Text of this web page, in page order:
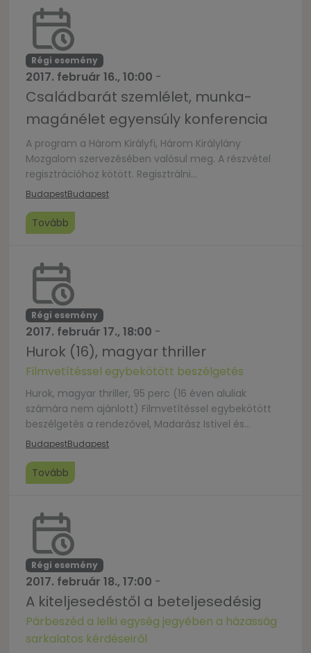
Régi esemény
2017. február 16., 10:00 -
Családbarát szemlélet, munka-
magánélet egyensúly konferencia
A program a Három Királyfi, Három Királylány
Mozgalom szervezésében valósul meg. A részvétel
regisztrációhoz kötött. Regisztrálni
a www.haromkiralyfi.hu oldalon lehet.
BudapestBudapest
Tovább
Régi esemény
2017. február 17., 18:00 -
Hurok (16), magyar thriller
Filmvetítéssel egybekötött beszélgetés
Hurok, magyar thriller, 95 perc (16 éven aluliak
számára nem ajánlott) Filmvetítéssel egybekötött
beszélgetés a rendezővel, Madarász Istivel és
feleségével, Kerekes Monikával, a házasság hete
értékekről.A beszélgetést Süveges Gergő, az MTVA
Kossuth Rádió műsorvezető-szerkesztője vezeti.A
kötött. Regisztrálni ide kattintva lehet. Tartalom:
Ádám illegális gyógyszerkészítmények
csempészésével foglalkozik. Még egy utolsó
megbízatást elvállal, hogy aztán külföldre […]
BudapestBudapest
Tovább
Régi esemény
2017. február 18., 17:00 -
A kiteljesedéstől a beteljesedésig
Párbeszéd a lelki egység jegyében a házasság
sarkalatos kérdéseiről